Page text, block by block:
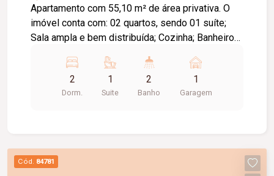
Apartamento com 55,10 m² de área privativa. O
imóvel conta com: 02 quartos, sendo 01 suíte;
Sala ampla e bem distribuída; Cozinha; Banheiro
Completo em armários planejados nos quartos,
cozinha e banheiros; Localizado no 2º andar,
proporcionando boa ventilação e iluminação
2
Dorm.
1
Suite
2
Banho
1
Garagem
Cód. 84781